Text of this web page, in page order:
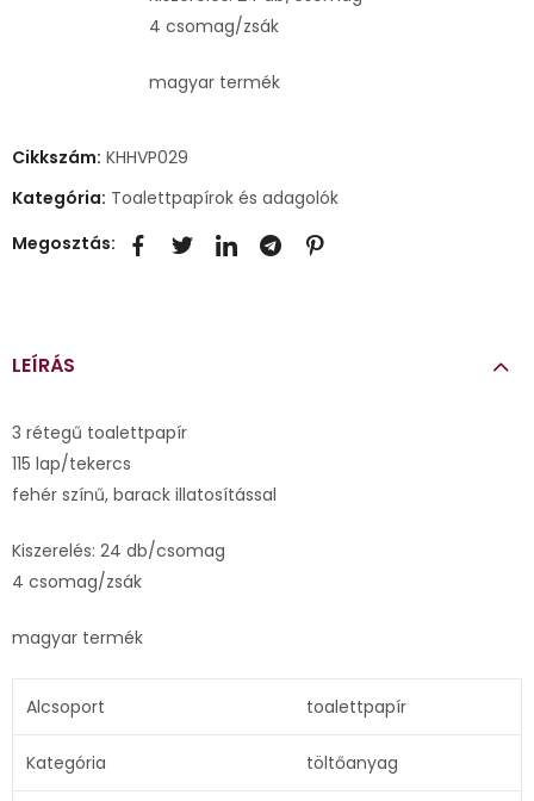
4 csomag/zsák
magyar termék
Cikkszám: KHHVP029
Kategória: Toalettpapírok és adagolók
Megosztás:
LEÍRÁS
3 rétegű toalettpapír
115 lap/tekercs
fehér színű, barack illatosítással
Kiszerelés: 24 db/csomag
4 csomag/zsák
magyar termék
Alcsoport toalettpapír
Kategória töltőanyag